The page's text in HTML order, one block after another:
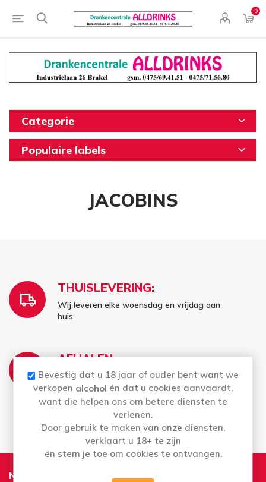
0
Categorie
Populaire labels
JACOBINS
THUISLEVERING:
Wij leveren elke woensdag en vrijdag aan
huis
AFHALEN:
Di t.e.m. Za: Uw bestelling staat 2 uur later al
voor u klaar
Bestellingen op zondag en maandag kan u
vanaf dinsdag afhalen
Nieuwsbrief
Bevestig dat u 18 jaar of ouder bent want we
verkopen alcohol én dat u cookies aanvaardt,
want die helpen ons om betere diensten te
verlenen.
Door gebruik te maken van onze diensten,
verklaart u 18+ te zijn
én stem je toe om cookies te ontvangen.